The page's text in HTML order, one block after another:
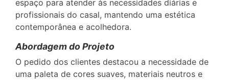
espaço para atender às necessidades diárias e
profissionais do casal, mantendo uma estética
contemporânea e acolhedora.
Abordagem do Projeto
O pedido dos clientes destacou a necessidade de
uma paleta de cores suaves, materiais neutros e